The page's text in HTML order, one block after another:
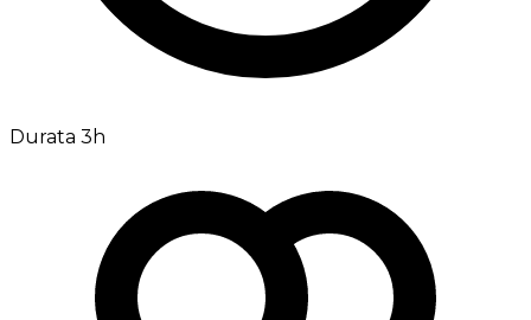
Durata 3h